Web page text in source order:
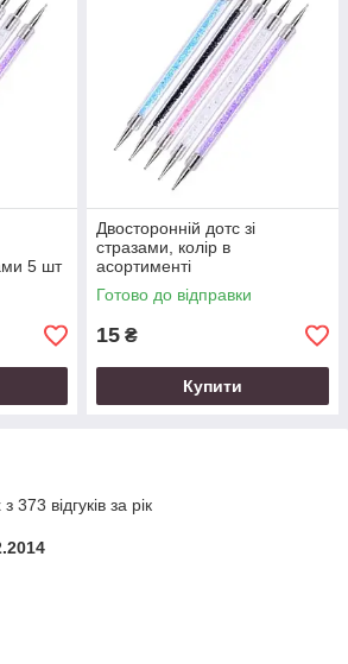
5 шт
Двосторонній дотс зі
стразами, колір в
асортименті
Готово до відправки
15 ₴
Купити
373 відгуків за рік